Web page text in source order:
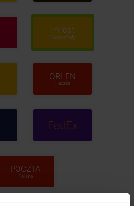
InPost
Paczkomaty
ORLEN
Paczka
FedEx
POCZTA
Polska